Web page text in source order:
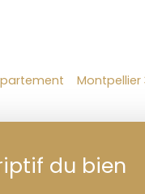
Montpellier
du bien